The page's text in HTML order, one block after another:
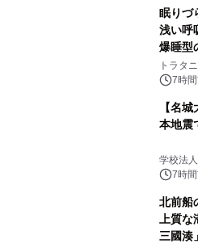
眠りづ
浅い呼
爆睡型
説
トラタ
7時
【名
本地震
学校法
7時
北前船
上質な
三國湊